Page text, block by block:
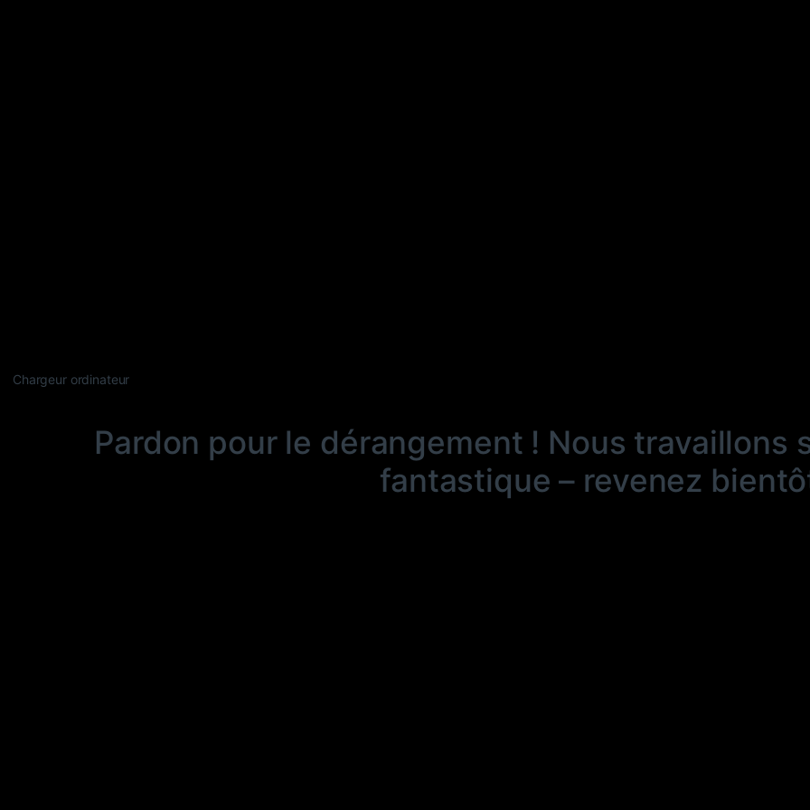
Chargeur ordinateur
Pardon pour le dérangement ! Nous travaillons
fantastique – revenez